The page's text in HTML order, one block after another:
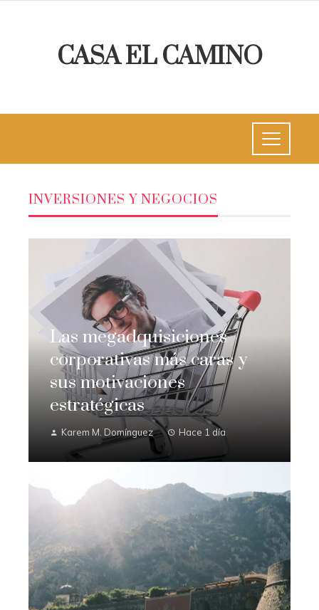
CASA EL CAMINO
INVERSIONES Y NEGOCIOS
Las megadquisiciones
corporativas más caras y
sus motivaciones
estratégicas
Karem M. Domínguez Hace 1 día